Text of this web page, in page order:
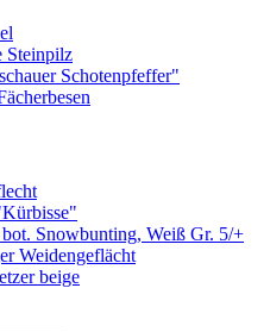
Steinpilz
Schotenpfeffer"
Snowbunting, Weiß Gr. 5/+
Weidengeflächt
beige